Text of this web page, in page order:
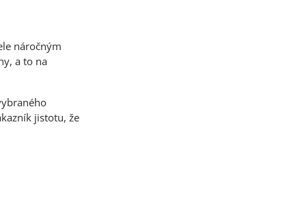
náročným
a to na
jistotu, že